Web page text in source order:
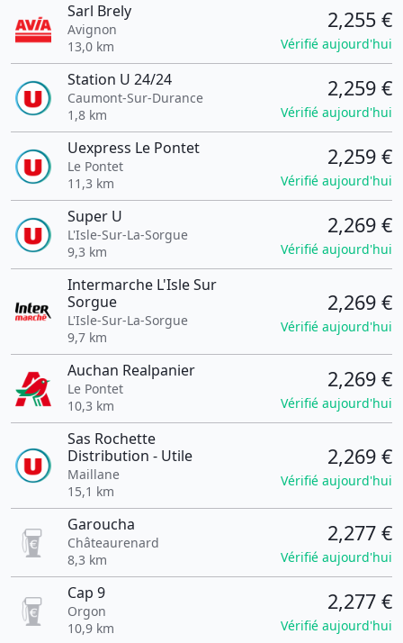
Sarl Brely
Avignon
13,0 km
2,255 €
Vérifié aujourd'hui
Station U 24/24
Caumont-Sur-Durance
1,8 km
2,259 €
Vérifié aujourd'hui
Uexpress Le Pontet
Le Pontet
11,3 km
2,259 €
Vérifié aujourd'hui
Super U
L'Isle-Sur-La-Sorgue
9,3 km
2,269 €
Vérifié aujourd'hui
Intermarche L'Isle Sur
Sorgue
L'Isle-Sur-La-Sorgue
9,7 km
2,269 €
Vérifié aujourd'hui
Auchan Realpanier
Le Pontet
10,3 km
2,269 €
Vérifié aujourd'hui
Sas Rochette
Distribution - Utile
Maillane
15,1 km
2,269 €
Vérifié aujourd'hui
Garoucha
Châteaurenard
8,3 km
2,277 €
Vérifié aujourd'hui
Cap 9
Orgon
10,9 km
2,277 €
Vérifié aujourd'hui